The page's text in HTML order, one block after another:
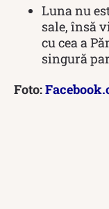
Luna nu
sale, însă
cu cea a
singură
Foto: